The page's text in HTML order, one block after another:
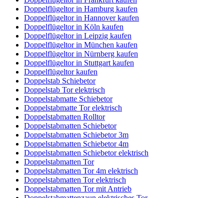
Doppelflügeltor in Hamburg kaufen
Doppelflügeltor in Hannover kaufen
Doppelflügeltor in Köln kaufen
Doppelflügeltor in Leipzig kaufen
Doppelflügeltor in München kaufen
Doppelflügeltor in Nürnberg kaufen
Doppelflügeltor in Stuttgart kaufen
Doppelflügeltor kaufen
Doppelstab Schiebetor
Doppelstab Tor elektrisch
Doppelstabmatte Schiebetor
Doppelstabmatte Tor elektrisch
Doppelstabmatten Rolltor
Doppelstabmatten Schiebetor
Doppelstabmatten Schiebetor 3m
Doppelstabmatten Schiebetor 4m
Doppelstabmatten Schiebetor elektrisch
Doppelstabmatten Tor
Doppelstabmatten Tor 4m elektrisch
Doppelstabmatten Tor elektrisch
Doppelstabmatten Tor mit Antrieb